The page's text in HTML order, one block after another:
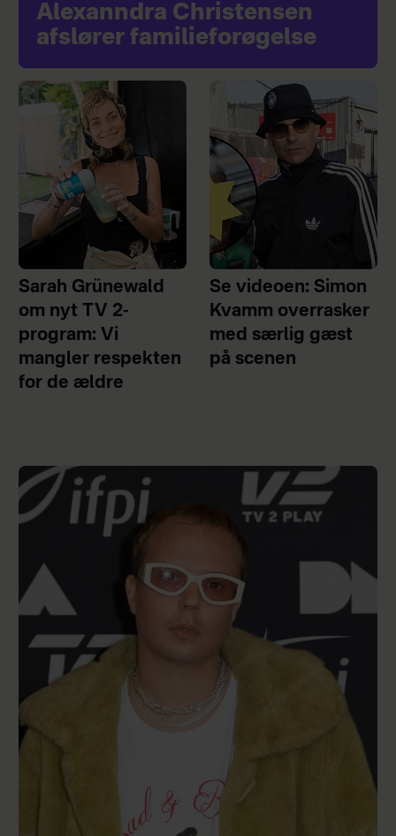
Alexanndra Christensen
afslører familieforøgelse
Sarah Grünewald
om nyt TV 2-
program: Vi
mangler respekten
for de ældre
Se videoen: Simon
Kvamm overrasker
med særlig gæst
på scenen